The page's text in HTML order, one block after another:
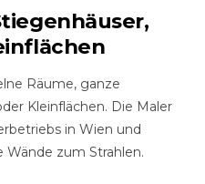
Räume, ganze
Kleinflächen. Die Maler
in Wien und
zum Strahlen.